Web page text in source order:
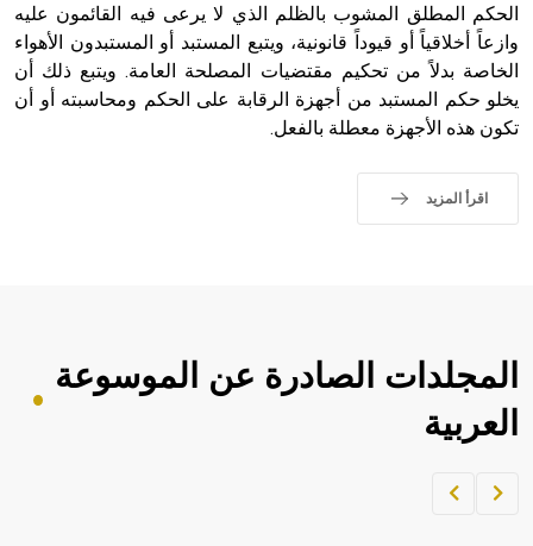
الحكم المطلق المشوب بالظلم الذي لا يرعى فيه القائمون عليه
وازعاً أخلاقياً أو قيوداً قانونية، ويتبع المستبد أو المستبدون الأهواء
الخاصة بدلاً من تحكيم مقتضيات المصلحة العامة. ويتبع ذلك أن
يخلو حكم المستبد من أجهزة الرقابة على الحكم ومحاسبته أو أن
تكون هذه الأجهزة معطلة بالفعل.
اقرأ المزيد
المجلدات الصادرة عن الموسوعة
العربية